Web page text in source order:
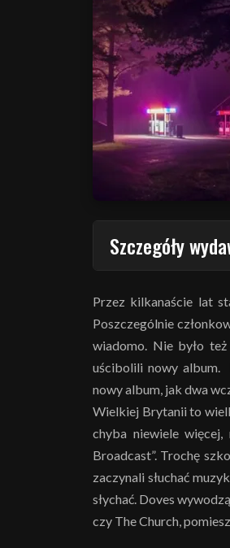
Szczegóły
Przez kilkanaście lat
Poszczególnie
wiadomo. Nie było
uścibolili nowy album.
nowy album, jak dwa
Wielkiej Brytanii to
chyba niewiele
Broadcast”. Trochę
zaczynali słuchać
słychać. Doves
czy The Church,